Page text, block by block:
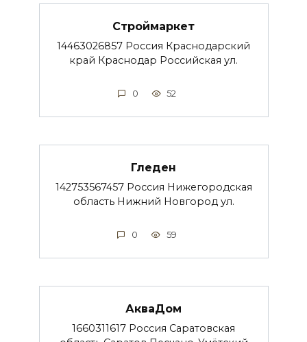
Строймаркет
14463026857 Россия Краснодарский
край Краснодар Российская ул.
0 52
Гледен
142753567457 Россия Нижегородская
область Нижний Новгород ул.
0 59
АкваДом
1660311617 Россия Саратовская